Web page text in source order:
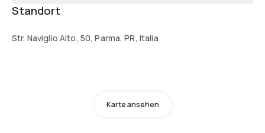
Standort
Str. Naviglio Alto, 50, Parma, PR, Italia
Karte ansehen